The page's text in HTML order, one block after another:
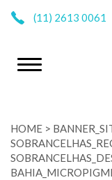
(11) 2613 0061
HOME >